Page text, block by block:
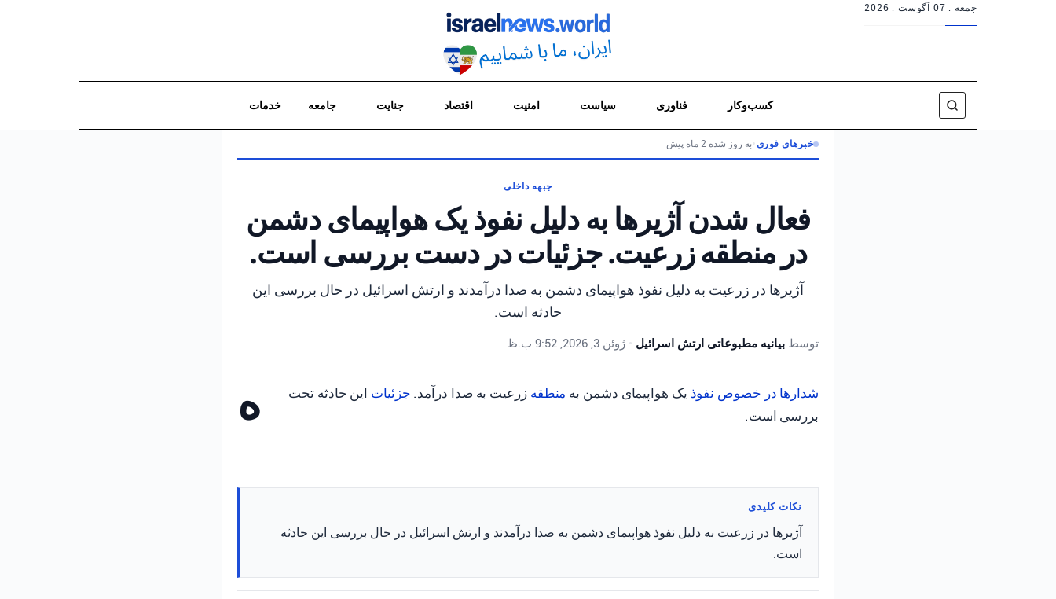
جمعه . 07 آگوست . 2026
کسب‌وکار فناوری سیاست امنیت اقتصاد جنایت جامعه خدمات
جستجو
خبرهای فوری •به روز شده 2 ماه پیش
جبهه داخلی
فعال شدن آژیرها به دلیل نفوذ یک هواپیمای دشمن
در منطقه زرعیت. جزئیات در دست بررسی است.
آژیرها در زرعیت به دلیل نفوذ هواپیمای دشمن به صدا درآمدند و ارتش اسرائیل در حال بررسی این
حادثه است.
توسط بیانیه مطبوعاتی ارتش اسرائیل • ژوئن 3, 2026, 9:52 ب.ظ
ه شدارها در خصوص نفوذ یک هواپیمای دشمن به منطقه زرعیت به صدا درآمد. جزئیات این حادثه تحت
بررسی است.
نکات کلیدی
آژیرها در زرعیت به دلیل نفوذ هواپیمای دشمن به صدا درآمدند و ارتش اسرائیل در حال بررسی این حادثه
است.